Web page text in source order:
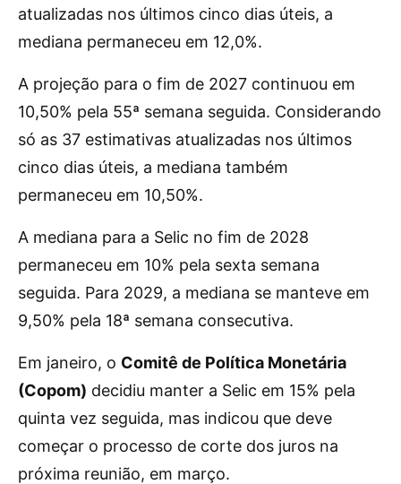
atualizadas nos últimos cinco dias úteis, a
mediana permaneceu em 12,0%.
A projeção para o fim de 2027 continuou em
10,50% pela 55ª semana seguida. Considerando
só as 37 estimativas atualizadas nos últimos
cinco dias úteis, a mediana também
permaneceu em 10,50%.
A mediana para a Selic no fim de 2028
permaneceu em 10% pela sexta semana
seguida. Para 2029, a mediana se manteve em
9,50% pela 18ª semana consecutiva.
Em janeiro, o Comitê de Política Monetária
(Copom) decidiu manter a Selic em 15% pela
quinta vez seguida, mas indicou que deve
começar o processo de corte dos juros na
próxima reunião, em março.